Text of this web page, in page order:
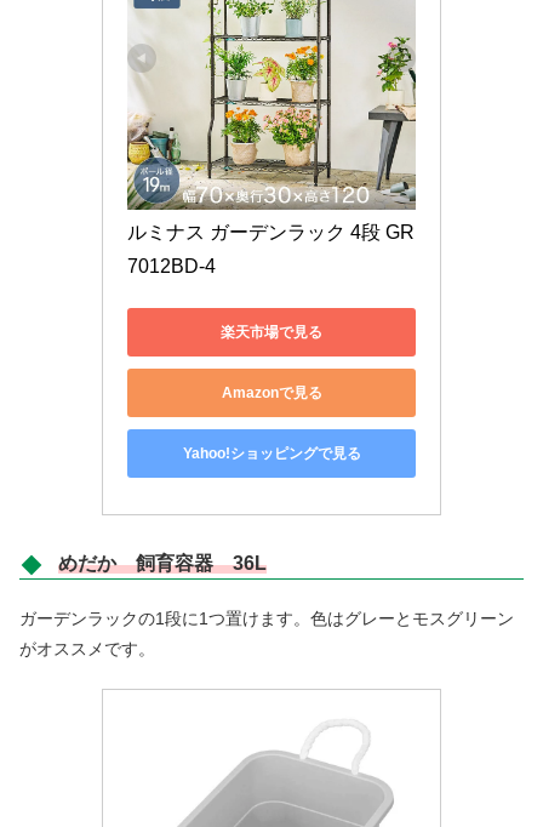
ルミナス ガーデンラック 4段 GR
7012BD-4
楽天市場で見る
Amazonで見る
Yahoo!ショッピングで見る
めだか 飼育容器 36L
ガーデンラックの1段に1つ置けます。色はグレーとモスグリーン
がオススメです。